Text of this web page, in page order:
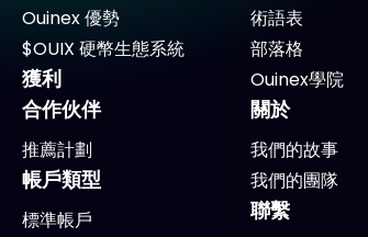
Ouinex 優勢
$OUIX 硬幣生態系統
獲利
合作伙伴
推薦計劃
帳戶類型
標準帳戶
術語表
部落格
Ouinex學院
關於
我們的故事
我們的團隊
聯繫